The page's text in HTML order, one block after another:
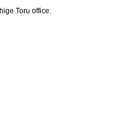
Toru office.